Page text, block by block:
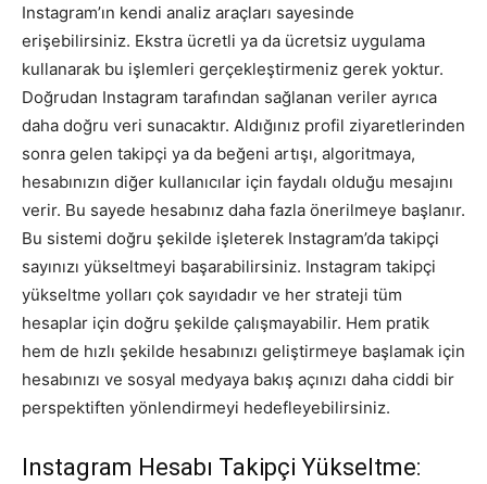
Instagram’ın kendi analiz araçları sayesinde
erişebilirsiniz. Ekstra ücretli ya da ücretsiz uygulama
kullanarak bu işlemleri gerçekleştirmeniz gerek yoktur.
Doğrudan Instagram tarafından sağlanan veriler ayrıca
daha doğru veri sunacaktır. Aldığınız profil ziyaretlerinden
sonra gelen takipçi ya da beğeni artışı, algoritmaya,
hesabınızın diğer kullanıcılar için faydalı olduğu mesajını
verir. Bu sayede hesabınız daha fazla önerilmeye başlanır.
Bu sistemi doğru şekilde işleterek Instagram’da takipçi
sayınızı yükseltmeyi başarabilirsiniz. Instagram takipçi
yükseltme yolları çok sayıdadır ve her strateji tüm
hesaplar için doğru şekilde çalışmayabilir. Hem pratik
hem de hızlı şekilde hesabınızı geliştirmeye başlamak için
hesabınızı ve sosyal medyaya bakış açınızı daha ciddi bir
perspektiften yönlendirmeyi hedefleyebilirsiniz.
Instagram Hesabı Takipçi Yükseltme: